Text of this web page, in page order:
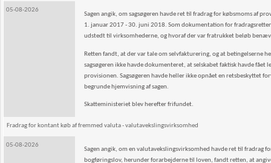
05-08-2026
Sagen angik, om sagsøgeren havde ret til fradrag for købsmoms af
1. januar 2017 - 30. juni 2018. Som dokumentation for
udstedt til virksomhederne, og hvoraf der var fratrukket beløb
Retten fandt, at der var tale om selvfakturering, og at betingelserne
sagsøgeren ikke havde dokumenteret, at selskabet faktisk havde
provisionen. Sagsøgeren havde heller ikke opnået en retsbeskyttet
begrunde hjemvisning af sagen.
Skatteministeriet blev herefter frifundet.
Fradrag for kontant køb af fremmed valuta - valutavekslingsvirksomhed
05-08-2026
Sagen angik, om en valutavekslingsvirksomhed havde ret til
bogføringslov, herunder forarbejderne til loven, fandt retten, at